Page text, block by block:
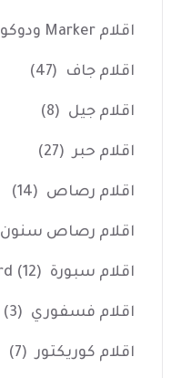
اقلام Marker ودوكو
اقلام جاف (47)
اقلام جيل (8)
اقلام حبر (27)
اقلام رصاص (14)
اقلام رصاص سنون
اقلام سبورة White Board (12)
اقلام فسفوري (3)
اقلام كوريكتور (7)